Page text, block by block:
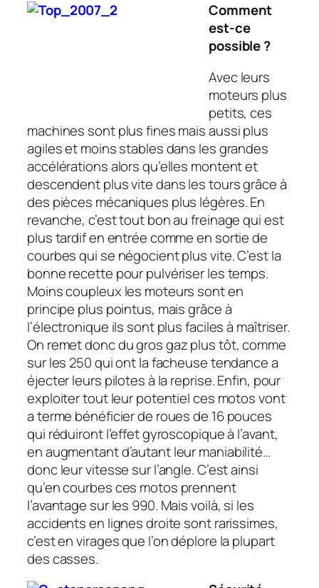
Comment
est-ce
possible ?
Avec leurs
moteurs plus
petits, ces
machines sont plus fines mais aussi plus
agiles et moins stables dans les grandes
accélérations alors qu’elles montent et
descendent plus vite dans les tours grâce à
des pièces mécaniques plus légères. En
revanche, c’est tout bon au freinage qui est
plus tardif en entrée comme en sortie de
courbes qui se négocient plus vite. C’est la
bonne recette pour pulvériser les temps.
Moins coupleux les moteurs sont en
principe plus pointus, mais grâce à
l’électronique ils sont plus faciles à maîtriser.
On remet donc du gros gaz plus tôt, comme
sur les 250 qui ont la facheuse tendance a
éjecter leurs pilotes à la reprise. Enfin, pour
exploiter tout leur potentiel ces motos vont
a terme bénéficier de roues de 16 pouces
qui réduiront l’effet gyroscopique à l’avant,
en augmentant d’autant leur maniabilité…
donc leur vitesse sur l’angle. C’est ainsi
qu’en courbes ces motos prennent
l’avantage sur les 990. Mais voilà, si les
accidents en lignes droite sont rarissimes,
c’est en virages que l’on déplore la plupart
des casses.